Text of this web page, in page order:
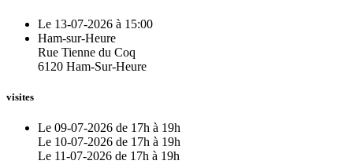
Le 13-07-2026 à 15:00
Ham-sur-Heure
Rue Tienne du Coq
6120 Ham-Sur-Heure
visites
Le 09-07-2026 de 17h à 19h
Le 10-07-2026 de 17h à 19h
Le 11-07-2026 de 17h à 19h